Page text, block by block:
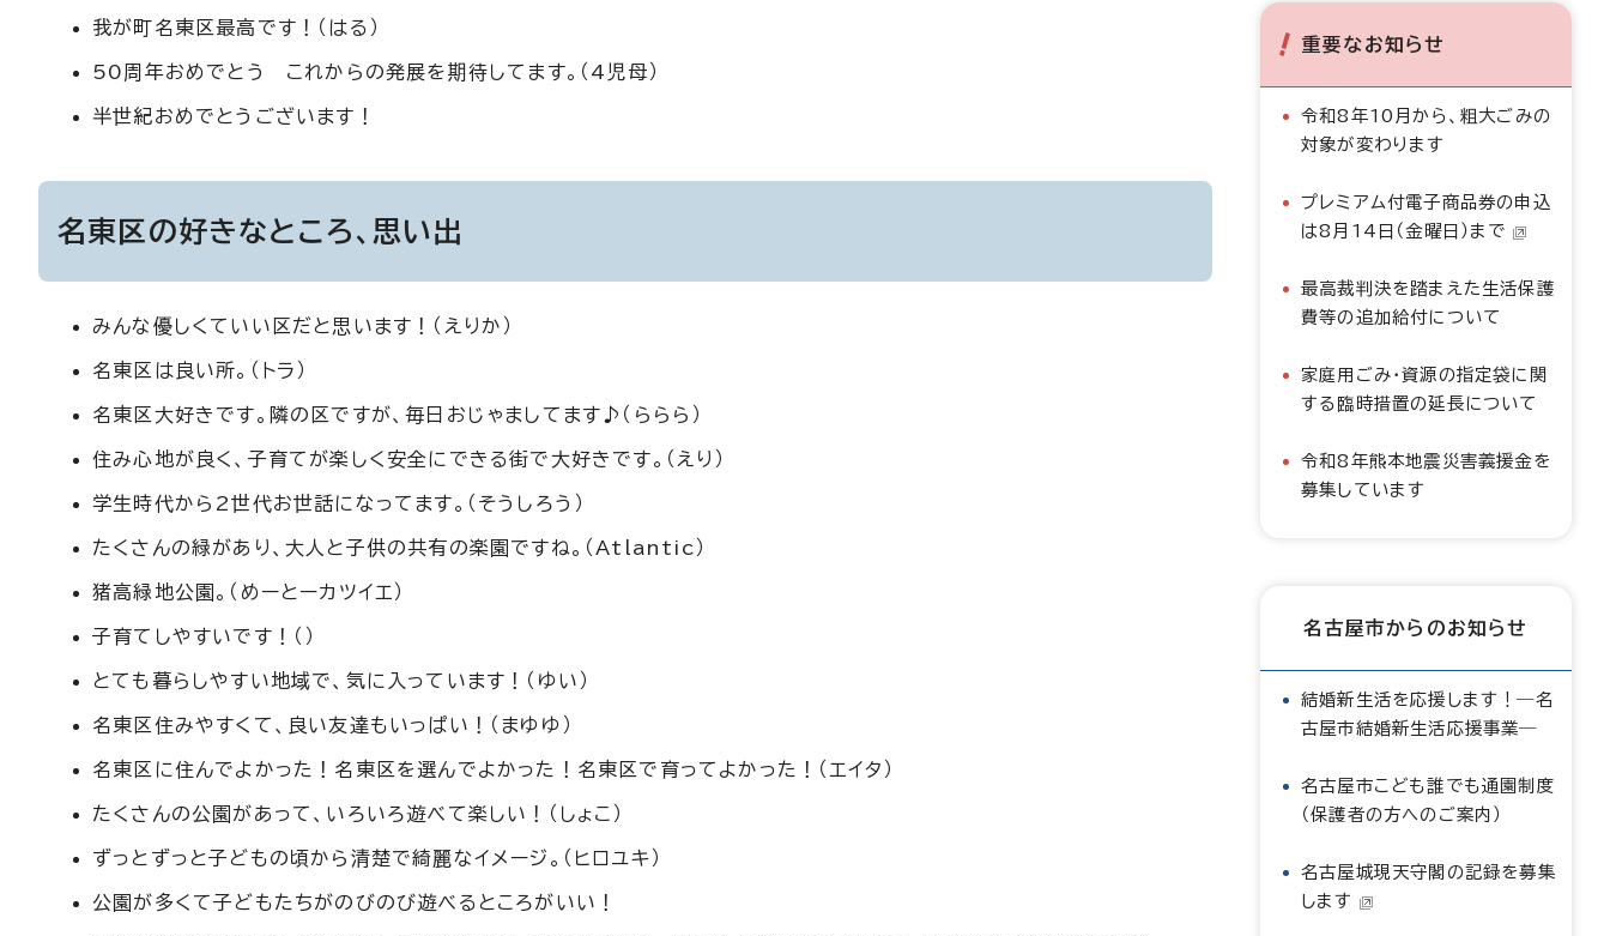
我が町名東区最高です！（はる）
50周年おめでとう これからの発展を期待してます。（4児母）
半世紀おめでとうございます！
名東区の好きなところ、思い出
みんな優しくていい区だと思います！（えりか）
名東区は良い所。（トラ）
名東区大好きです。隣の区ですが、毎日おじゃましてます♪（ららら）
住み心地が良く、子育てが楽しく安全にできる街で大好きです。（えり）
学生時代から2世代お世話になってます。（そうしろう）
たくさんの緑があり、大人と子供の共有の楽園ですね。（Atlantic）
猪高緑地公園。（めーとーカツイエ）
子育てしやすいです！（）
とても暮らしやすい地域で、気に入っています！（ゆい）
名東区住みやすくて、良い友達もいっぱい！（まゆゆ）
名東区に住んでよかった！名東区を選んでよかった！名東区で育ってよかった！（エイタ）
たくさんの公園があって、いろいろ遊べて楽しい！（しょこ）
ずっとずっと子どもの頃から清楚で綺麗なイメージ。（ヒロユキ）
公園が多くて子どもたちがのびのび遊べるところがいい！
重要なお知らせ
令和8年10月から、粗大ごみの
対象が変わります
プレミアム付電子商品券の申込
は8月14日（金曜日）まで
最高裁判決を踏まえた生活保護
費等の追加給付について
家庭用ごみ・資源の指定袋に関
する臨時措置の延長について
令和8年熊本地震災害義援金を
募集しています
名古屋市からのお知らせ
結婚新生活を応援します！―名
古屋市結婚新生活応援事業―
名古屋市こども誰でも通園制度
（保護者の方へのご案内）
名古屋城現天守閣の記録を募集
します